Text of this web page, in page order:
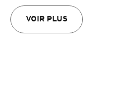
VOIR PLUS